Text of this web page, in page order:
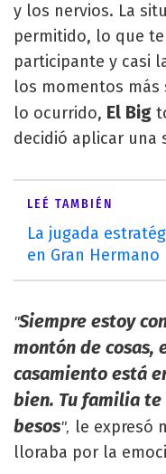
y los nervios. La
permitido, lo que
participante y casi
los momentos más
lo ocurrido, El Big
decidió aplicar una
LEÉ TAMBIÉN
La jugada
en Gran Hermano
"Siempre estoy
montón de cosas,
casamiento está
bien. Tu familia te
besos", le expresó
lloraba por la